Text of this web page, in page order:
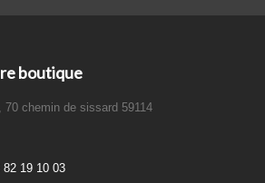
boutique
70 chemin de sissard 59114
82 19 10 03